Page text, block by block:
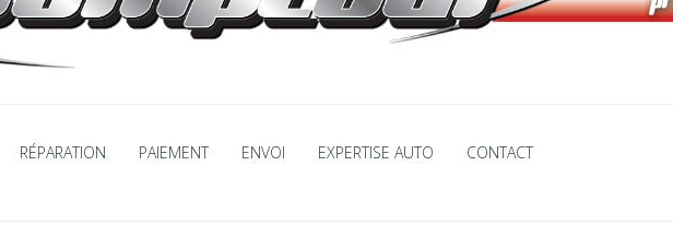
RÉPARATION PAIEMENT ENVOI EXPERTISE AUTO CONTACT